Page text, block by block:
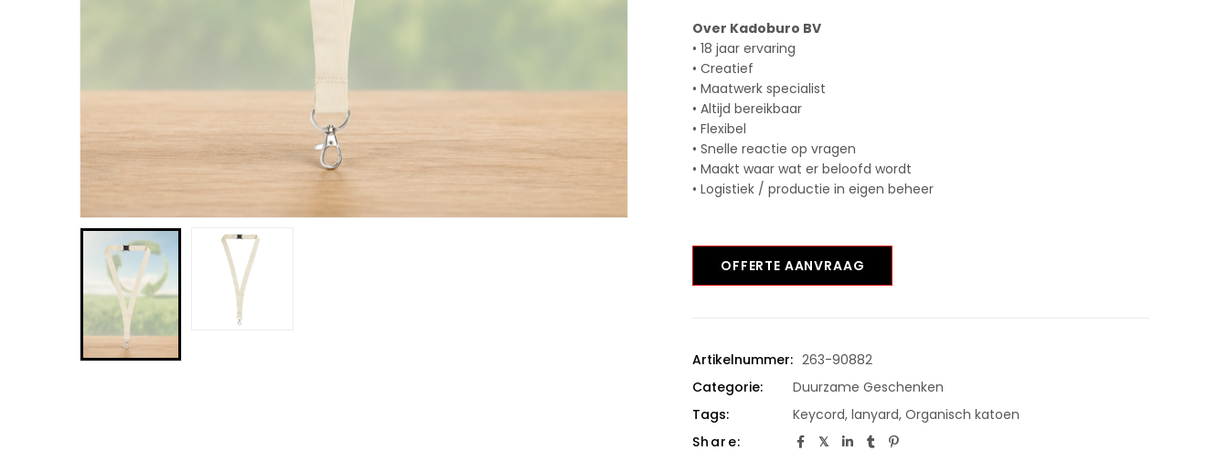
Over Kadoburo BV
• 18 jaar ervaring
• Creatief
• Maatwerk specialist
• Altijd bereikbaar
• Flexibel
• Snelle reactie op vragen
• Maakt waar wat er beloofd wordt
• Logistiek / productie in eigen beheer
OFFERTE AANVRAAG
Artikelnummer: 263-90882
Categorie:
Duurzame Geschenken
Tags:
Keycord, lanyard, Organisch katoen
Share: